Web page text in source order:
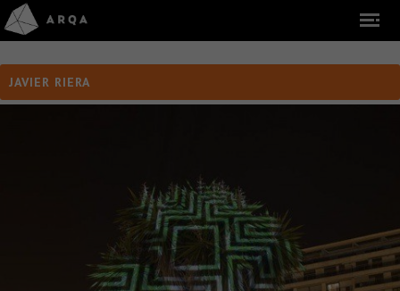
JAVIER RIERA